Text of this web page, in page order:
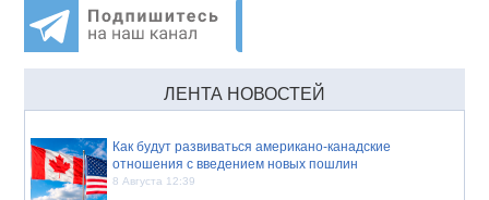
ЛЕНТА НОВОСТЕЙ
Как будут развиваться американо-канадские
отношения с введением новых пошлин
8 Августа 12:39